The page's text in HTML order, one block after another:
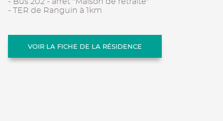
- Bus 202 - arrêt "Maison de retraite"
- TER de Ranguin à 1km
VOIR LA FICHE DE LA RÉSIDENCE